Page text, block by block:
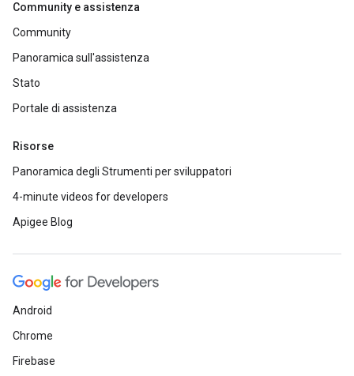
Community e assistenza
Community
Panoramica sull'assistenza
Stato
Portale di assistenza
Risorse
Panoramica degli Strumenti per sviluppatori
4-minute videos for developers
Apigee Blog
Android
Chrome
Firebase